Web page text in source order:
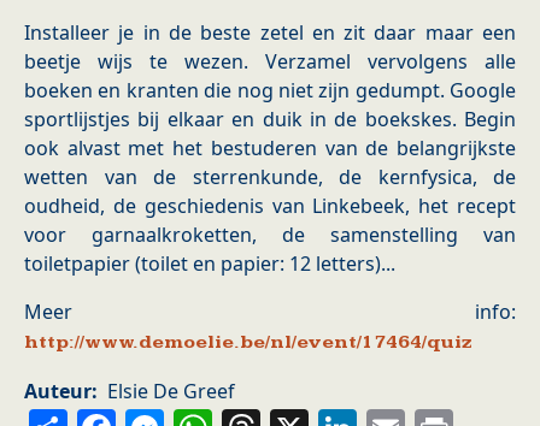
Installeer je in de beste zetel en zit daar maar een
beetje wijs te wezen. Verzamel vervolgens alle
boeken en kranten die nog niet zijn gedumpt. Google
sportlijstjes bij elkaar en duik in de boekskes. Begin
ook alvast met het bestuderen van de belangrijkste
wetten van de sterrenkunde, de kernfysica, de
oudheid, de geschiedenis van Linkebeek, het recept
voor garnaalkroketten, de samenstelling van
toiletpapier (toilet en papier: 12 letters)...
Meer info:
http://www.demoelie.be/nl/event/17464/quiz
Auteur Elsie De Greef